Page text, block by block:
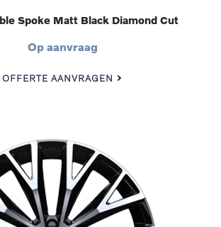
Spoke Matt Black Diamond Cut
Op aanvraag
OFFERTE AANVRAGEN